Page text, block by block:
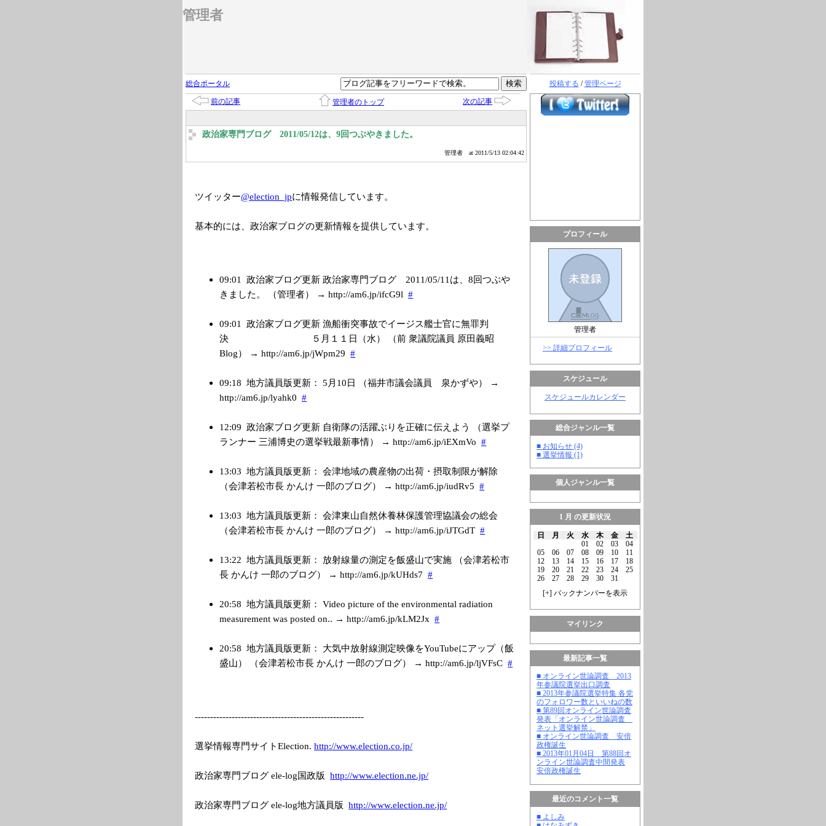
管理者
投稿する /管理ページ
プロフィール
管理者
>> 詳細プロフィール
スケジュール
スケジュールカレンダー
総合ジャンル一覧
■ お知らせ (4)
■ 選挙情報 (1)
個人ジャンル一覧
1 月 の更新状況
日 月 火 水 木 金
土
01
02 03
04
05
06 07 08 09 10
11
12
13 14 15 16 17
18
19
20 21 22 23 24
25
26
27 28 29 30
31
[+] バックナンバーを表示
マイリンク
最新記事一覧
■ オンライン世論調査 2013
年参議院選挙出口調査
■ 2013年参議院選挙特集 各党
のフォロワー数といいねの数
■ 第89回オンライン世論調査
発表「オンライン世論調査
ネット選挙解禁」
■ オンライン世論調査 安倍
政権誕生
■ 2013年01月04日 第88回オ
ンライン世論調査中間発表
安倍政権誕生
最近のコメント一覧
■ よしみ
総合ポータル
前の記事 管理者のトップ 次の記事
政治家専門ブログ 2011/05/12は、9回つぶやきました。
管理者 at 2011/5/13 02:04:42
ツイッター@election_jpに情報発信しています。
基本的には、政治家ブログの更新情報を提供しています。
09:01
政治家ブログ更新 政治家専門ブログ 2011/05/11は、8回つぶや
きました。 （管理者） → http://am6.jp/ifcG9l #
09:01
政治家ブログ更新 漁船衝突事故でイージス艦士官に無罪判
決 ５月１１日（水） （前 衆議院議員 原田義昭
Blog） → http://am6.jp/jWpm29 #
09:18 地方議員版更新： 5月10日 （福井市議会議員 泉かずや） →
http://am6.jp/lyahk0 #
12:09 政治家ブログ更新 自衛隊の活躍ぶりを正確に伝えよう （選挙プ
ランナー 三浦博史の選挙戦最新事情） → http://am6.jp/iEXmVo #
13:03 地方議員版更新： 会津地域の農産物の出荷・摂取制限が解除
（会津若松市長 かんけ 一郎のブログ） → http://am6.jp/iudRv5 #
13:03 地方議員版更新： 会津東山自然休養林保護管理協議会の総会
（会津若松市長 かんけ 一郎のブログ） → http://am6.jp/iJTGdT #
13:22 地方議員版更新： 放射線量の測定を飯盛山で実施 （会津若松市
長 かんけ 一郎のブログ） → http://am6.jp/kUHds7 #
20:58 地方議員版更新： Video picture of the environmental radiation
measurement was posted on.. → http://am6.jp/kLM2Jx #
20:58 地方議員版更新： 大気中放射線測定映像をYouTubeにアップ（飯
盛山） （会津若松市長 かんけ 一郎のブログ） → http://am6.jp/ljVFsC #
-------------------------------------------------------
選挙情報専門サイトElection.http://www.election.co.jp/
政治家専門ブログ ele-log国政版http://www.election.ne.jp/
政治家専門ブログ ele-log地方議員版http://www.election.ne.jp/